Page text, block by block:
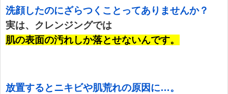
洗顔したのにざらつくことってありませんか？
実は、クレンジングでは
肌の表面の汚れしか落とせないんです。
放置するとニキビや肌荒れの原因に…。